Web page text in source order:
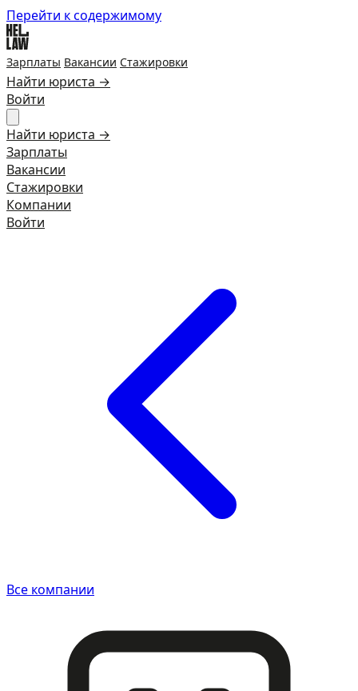
Перейти к содержимому
Зарплаты Вакансии Стажировки
Найти юриста →
Войти
Найти юриста →
Зарплаты
Вакансии
Стажировки
Компании
Войти
Все компании